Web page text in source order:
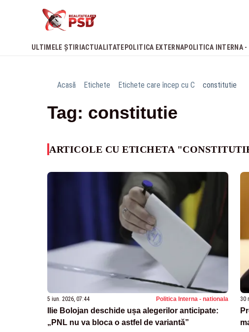
ULTIMELE ȘTIRI ACTUALITATE POLITICA EXTERNAPOLITICA INTERNA -
Acasă Etichete Etichete care încep cu C constitutie
Tag: constitutie
ARTICOLE CU ETICHETA
5 iun. 2026, 07:44 Politica Interna - nationala
Ilie Bolojan deschide ușa alegerilor anticipate:
„PNL nu va bloca o astfel de variantă”
30